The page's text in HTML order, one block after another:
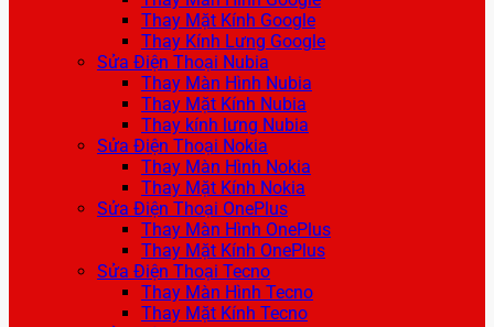
Thay Mặt Kính Google
Thay Kính Lưng Google
Sửa Điện Thoại Nubia
Thay Màn Hình Nubia
Thay Mặt Kính Nubia
Thay kính lưng Nubia
Sửa Điện Thoại Nokia
Thay Màn Hình Nokia
Thay Mặt Kính Nokia
Sửa Điện Thoại OnePlus
Thay Màn Hình OnePlus
Thay Mặt Kính OnePlus
Sửa Điện Thoại Tecno
Thay Màn Hình Tecno
Thay Mặt Kính Tecno